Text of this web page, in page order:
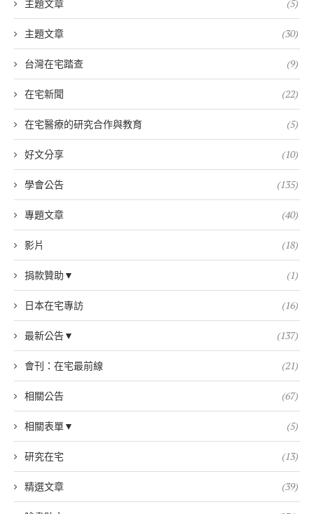
主題文章 (5)
主題文章 (30)
台灣在宅踏查 (9)
在宅新聞 (22)
在宅醫療的研究合作與教育 (5)
好文分享 (10)
學會公告 (135)
專題文章 (40)
影片 (18)
捐款贊助▼ (1)
日本在宅專訪 (16)
最新公告▼ (137)
會刊：在宅最前線 (21)
相關公告 (67)
相關表單▼ (5)
研究在宅 (13)
精選文章 (39)